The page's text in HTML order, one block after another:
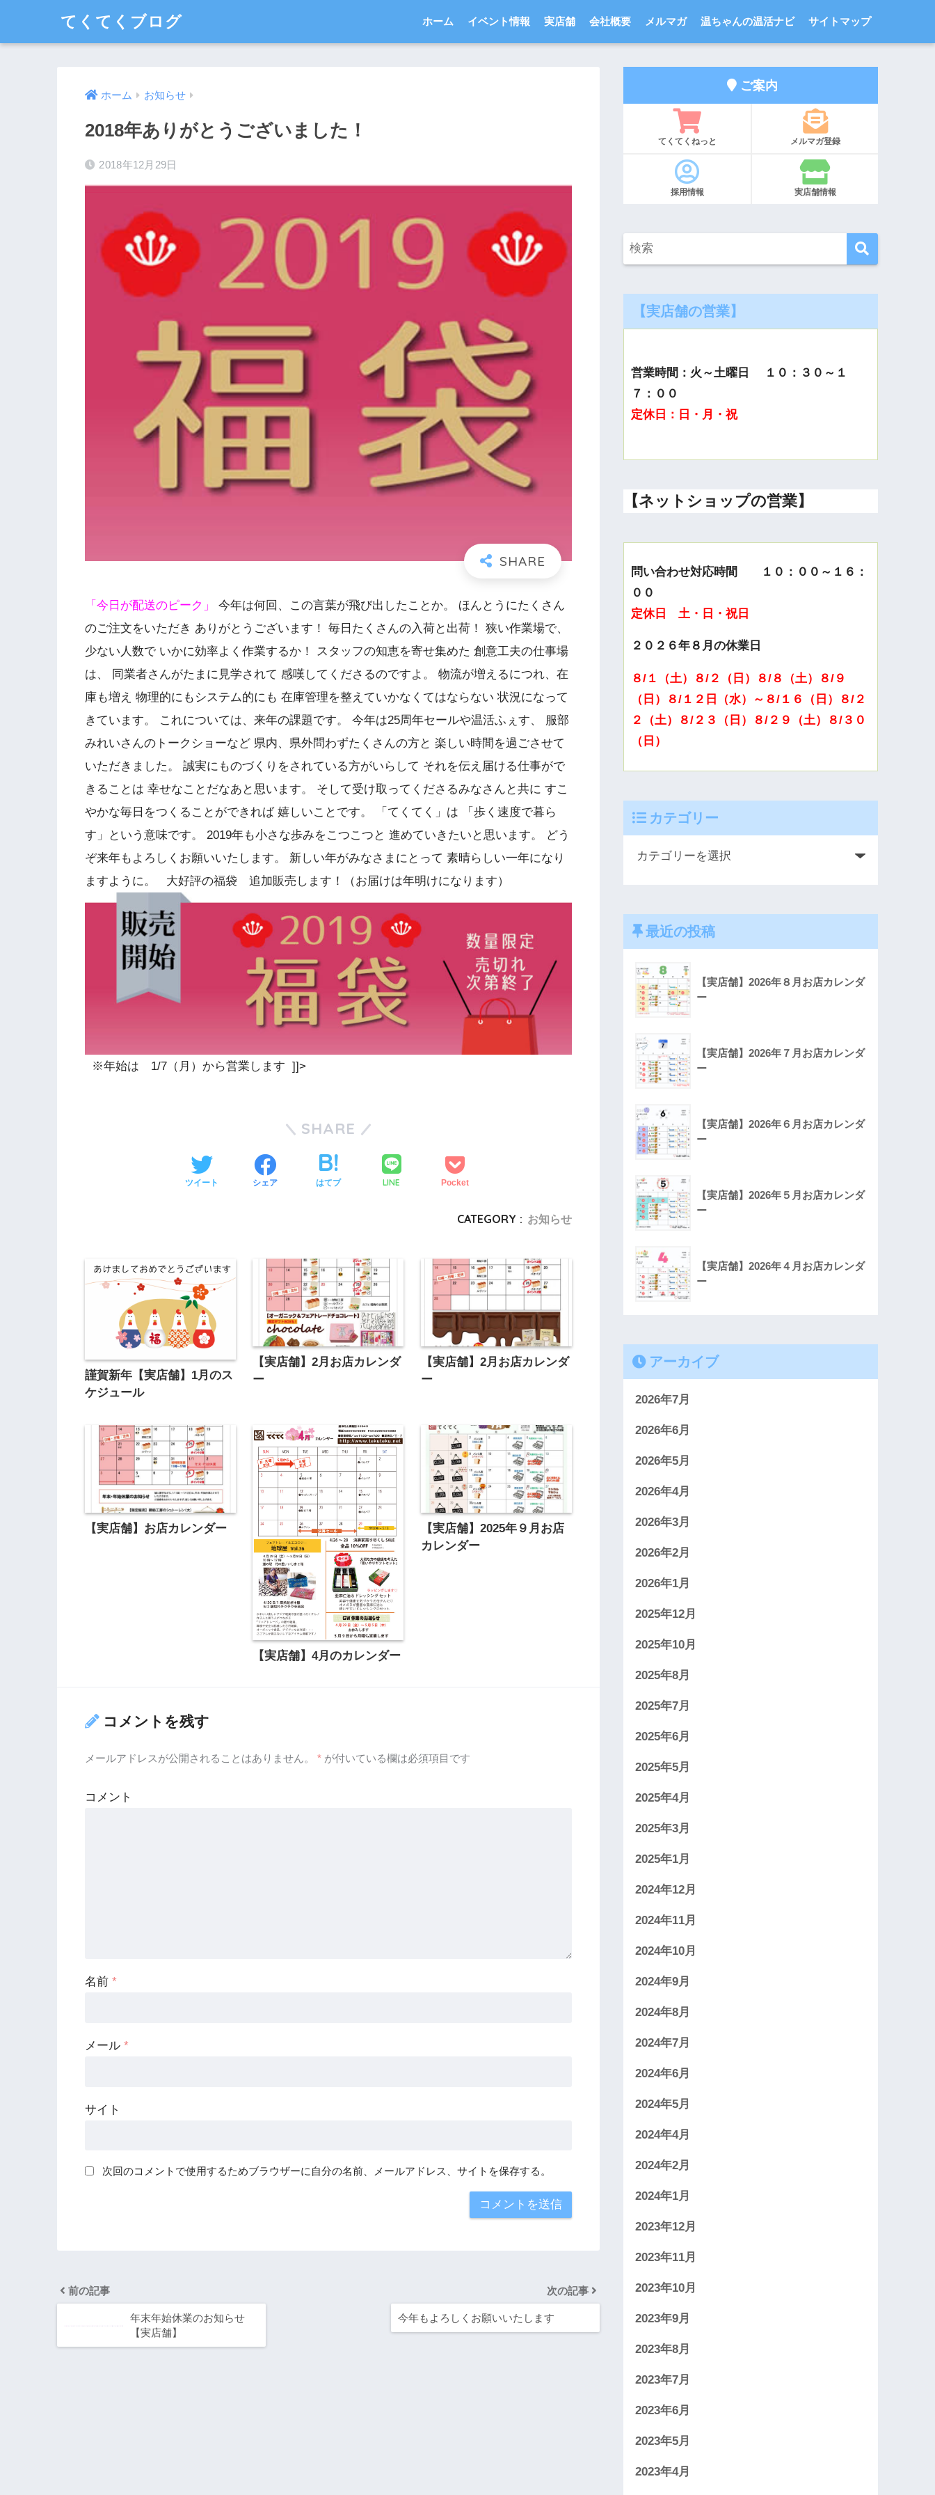
てくてくブログ ホーム イベント情報 実店舗 会社概要 メルマガ 温ちゃんの温活ナビ サイトマップ
ホーム お知らせ
2018年ありがとうございました！
2018年12月29日
「今日が配送のピーク」
今年は何回、この言葉が飛び出したことか。 ほんとうにたくさん
のご注文をいただき ありがとうございます！ 毎日たくさんの入荷と出荷！ 狭い作業場で、
少ない人数で いかに効率よく作業するか！ スタッフの知恵を寄せ集めた 創意工夫の仕事場
は、 同業者さんがたまに見学されて 感嘆してくださるのですよ。 物流が増えるにつれ、在
庫も増え 物理的にもシステム的にも 在庫管理を整えていかなくてはならない 状況になって
きています。 これについては、来年の課題です。 今年は25周年セールや温活ふぇす、 服部
みれいさんのトークショーなど 県内、県外問わずたくさんの方と 楽しい時間を過ごさせて
いただきました。 誠実にものづくりをされている方がいらして それを伝え届ける仕事がで
きることは 幸せなことだなあと思います。 そして受け取ってくださるみなさんと共に すこ
やかな毎日をつくることができれば 嬉しいことです。 「てくてく」は 「歩く速度で暮ら
す」という意味です。 2019年も小さな歩みをこつこつと 進めていきたいと思います。 どう
ぞ来年もよろしくお願いいたします。 新しい年がみなさまにとって 素晴らしい一年になり
ますように。 大好評の福袋 追加販売します！（お届けは年明けになります）
※年始は 1/7（月）から営業します ]]>
SHARE
ツイート シェア はてブ LINE Pocket
CATEGORY : お知らせ
謹賀新年【実店舗】1月のス
ケジュール
【実店舗】2月お店カレンダ
ー
【実店舗】2月お店カレンダ
ー
【実店舗】お店カレンダー
【実店舗】4月のカレンダー
【実店舗】2025年９月お店
カレンダー
コメントを残す
メールアドレスが公開されることはありません。 * が付いている欄は必須項目です
コメント
名前 *
メール *
サイト
次回のコメントで使用するためブラウザーに自分の名前、メールアドレス、サイトを保存する。
前の記事
年末年始休業のお知らせ
【実店舗】
次の記事
今年もよろしくお願いいたします
ご案内
てくてくねっと メルマガ登録
採用情報 実店舗情報
【実店舗の営業】
営業時間：火～土曜日 １０：３０～１
７：００
定休日：日・月・祝
【ネットショップの営業】
問い合わせ対応時間 １０：００～１６：
００
定休日 土・日・祝日
２０２６年８月の休業日
８/１（土）８/２（日）８/８（土）８/９
（日）８/１２日（水）～８/１６（日）８/２
２（土）８/２３（日）８/２９（土）８/３０
（日）
カテゴリー
最近の投稿
【実店舗】2026年８月お店カレンダ
ー
【実店舗】2026年７月お店カレンダ
ー
【実店舗】2026年６月お店カレンダ
ー
【実店舗】2026年５月お店カレンダ
ー
【実店舗】2026年４月お店カレンダ
ー
アーカイブ
2026年7月
2026年6月
2026年5月
2026年4月
2026年3月
2026年2月
2026年1月
2025年12月
2025年10月
2025年8月
2025年7月
2025年6月
2025年5月
2025年4月
2025年3月
2025年1月
2024年12月
2024年11月
2024年10月
2024年9月
2024年8月
2024年7月
2024年6月
2024年5月
2024年4月
2024年2月
2024年1月
2023年12月
2023年11月
2023年10月
2023年9月
2023年8月
2023年7月
2023年6月
2023年5月
2023年4月